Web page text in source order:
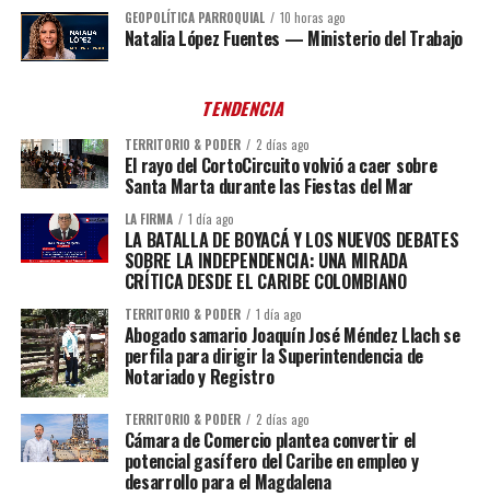
GEOPOLÍTICA PARROQUIAL 10 horas ago
Natalia López Fuentes — Ministerio del Trabajo
TENDENCIA
TERRITORIO & PODER 2 días ago
El rayo del CortoCircuito volvió a caer sobre
Santa Marta durante las Fiestas del Mar
LA FIRMA 1 día ago
LA BATALLA DE BOYACÁ Y LOS NUEVOS DEBATES
SOBRE LA INDEPENDENCIA: UNA MIRADA
CRÍTICA DESDE EL CARIBE COLOMBIANO
TERRITORIO & PODER 1 día ago
Abogado samario Joaquín José Méndez Llach se
perfila para dirigir la Superintendencia de
Notariado y Registro
TERRITORIO & PODER 2 días ago
Cámara de Comercio plantea convertir el
potencial gasífero del Caribe en empleo y
desarrollo para el Magdalena